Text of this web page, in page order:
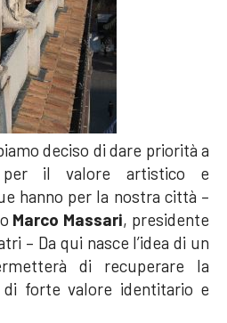
deciso di dare priorità a
per il valore artistico e
hanno per la nostra città –
Marco Massari, presidente
– Da qui nasce l’idea di un
di recuperare la
forte valore identitario e